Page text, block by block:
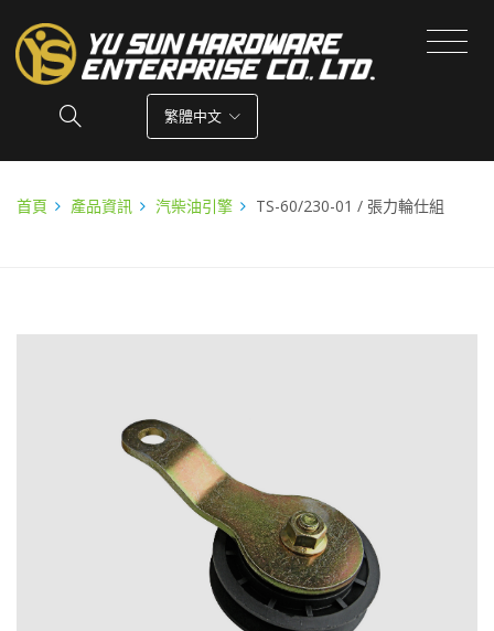
繁體中文
首頁 產品資訊 汽柴油引擎 TS-60/230-01 / 張力輪仕組